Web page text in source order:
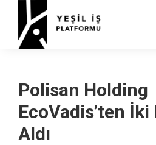
Polisan Holding
EcoVadis’ten
Aldı